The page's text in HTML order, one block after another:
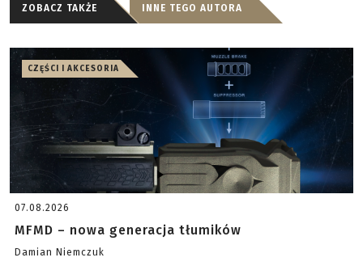
ZOBACZ TAKŻE INNE TEGO AUTORA
CZĘŚCI I AKCESORIA
07.08.2026
MFMD – nowa generacja tłumików
Damian Niemczuk